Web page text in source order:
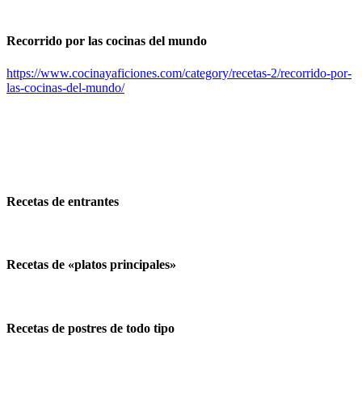
Recorrido por las cocinas del mundo
https://www.cocinayaficiones.com/category/recetas-2/recorrido-por-
las-cocinas-del-mundo/
Recetas de entrantes
Recetas de «platos principales»
Recetas de postres de todo tipo